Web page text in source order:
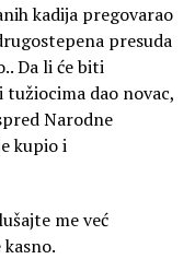
kadija pregovarao
presuda
Da li će biti
dao novac,
Narodne
kupio i
me već